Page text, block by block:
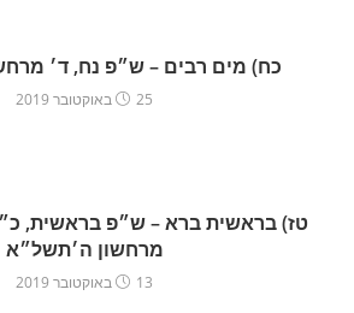
כח) מים רבים – ש״פ נח, ד׳
25 באוקטובר 2019
טז) בראשית ברא – ש״פ בראשית,
מרחשון ה׳תשל״א
13 באוקטובר 2019